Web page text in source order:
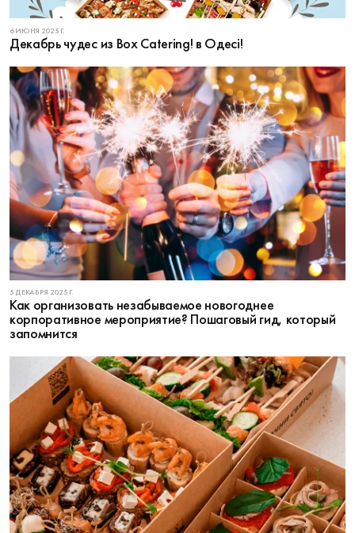
6 ИЮНЯ 2025 Г.
Декабрь чудес из Box Catering! в Одесі!
5 ДЕКАБРЯ 2025 Г.
Как организовать незабываемое новогоднее
корпоративное мероприятие? Пошаговый гид, который
запомнится